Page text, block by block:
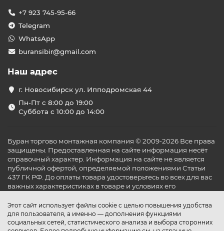
Этот сайт использует файлы cookie с целью повышения удобства
для пользователя, а именно — дополнения функциями
социальных сетей, статистического анализа и выбора сторонних
+7 923 745-95-66
Telegram
WhatsApp
buransibir@gmail.com
Наш адрес
г. Новосибирск ул. Ипподромская 44
Пн-Пт с 8:00 до 19:00
Суббота с 10:00 до 14:00
Буран торгово монтажная компания © 2009-2026 Все права
защищены. Предоставленная на сайте информация несёт
справочный характер. Информация на сайте не является
публичной офертой, определяемой положениями Статьи
437 ГК РФ. До оплаты товара удостоверьтесь во всех для вас
важных характеристиках в товаре и условиях его